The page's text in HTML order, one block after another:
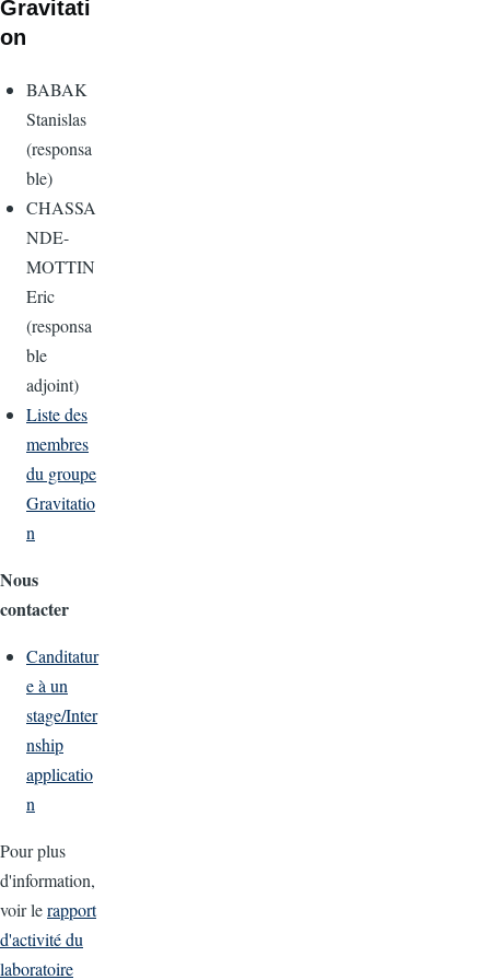
Gravitati
on
BABAK
Stanislas
(responsa
ble)
CHASSA
NDE-
MOTTIN
Eric
(responsa
ble
adjoint)
Liste des
membres
du groupe
Gravitatio
n
Nous
contacter
Canditatur
e à un
stage/Inter
nship
applicatio
n
Pour plus
d'information,
voir lerapport
d'activité du
laboratoire